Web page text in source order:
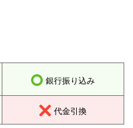
銀行振り込み
代金引換